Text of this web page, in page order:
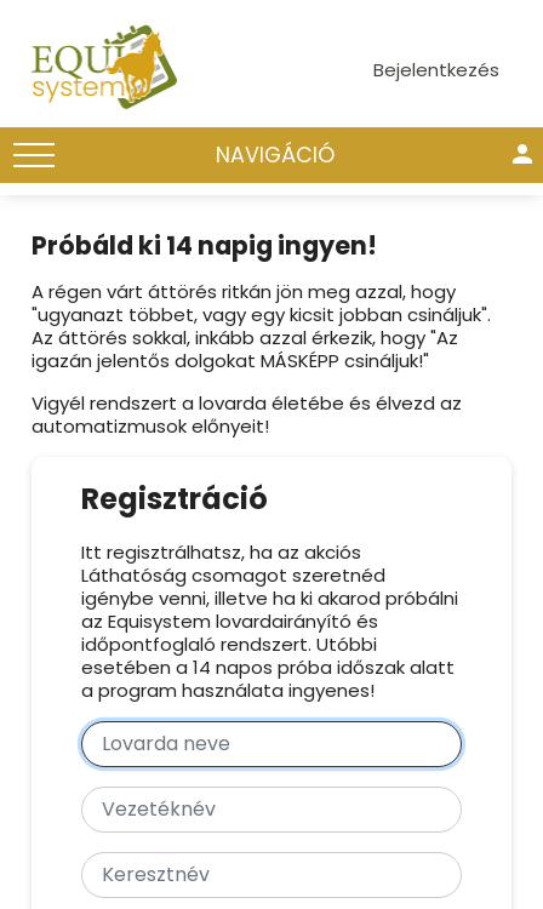
Bejelentkezés
NAVIGÁCIÓ person
Próbáld ki 14 napig ingyen!
A régen várt áttörés ritkán jön meg azzal, hogy
"ugyanazt többet, vagy egy kicsit jobban csináljuk".
Az áttörés sokkal, inkább azzal érkezik, hogy "Az
igazán jelentős dolgokat MÁSKÉPP csináljuk!"
Vigyél rendszert a lovarda életébe és élvezd az
automatizmusok előnyeit!
Regisztráció
Itt regisztrálhatsz, ha az akciós
Láthatóság csomagot szeretnéd
igénybe venni, illetve ha ki akarod próbálni
az Equisystem lovardairányító és
időpontfoglaló rendszert. Utóbbi
esetében a 14 napos próba időszak alatt
a program használata ingyenes!